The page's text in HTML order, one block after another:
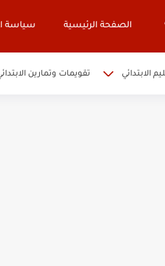
الصفحة الرئيسية سياسة
الابتدائي تقويمات وتمارين